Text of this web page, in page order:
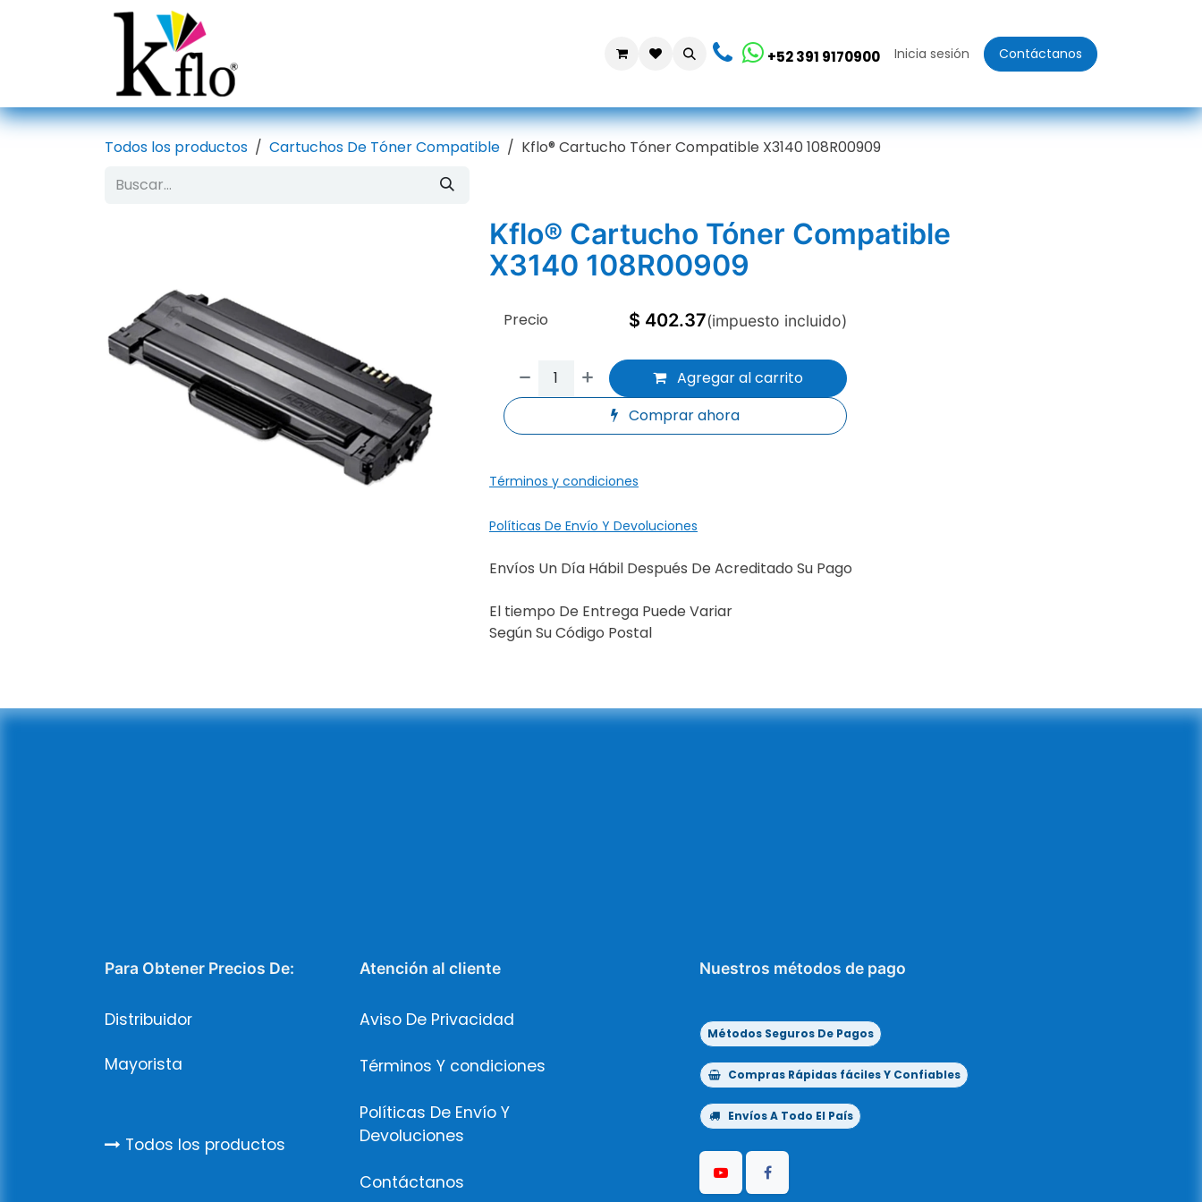
+52 391 9170900 Inicia sesión Contáctanos
Todos los productos Cartuchos De Tóner Compatible Kflo® Cartucho Tóner Compatible X3140 108R00909
Kflo® Cartucho Tóner Compatible
X3140 108R00909
Agregar al carrito
Comprar ahora
Precio $ 402.37(impuesto incluido)
Términos y condiciones
Políticas De Envío Y Devoluciones
Envíos Un Día Hábil Después De Acreditado Su Pago
El tiempo De Entrega Puede Variar
Según Su Código Postal
Para Obtener Precios De:
Distribuidor
Mayorista
Todos los productos
Atención al cliente
Aviso De Privacidad
Términos Y condiciones
Políticas De Envío Y
Devoluciones
Contáctanos
Nuestros métodos de pago
Métodos Seguros De Pagos
Compras Rápidas fáciles Y Confiables
Envíos A Todo El País